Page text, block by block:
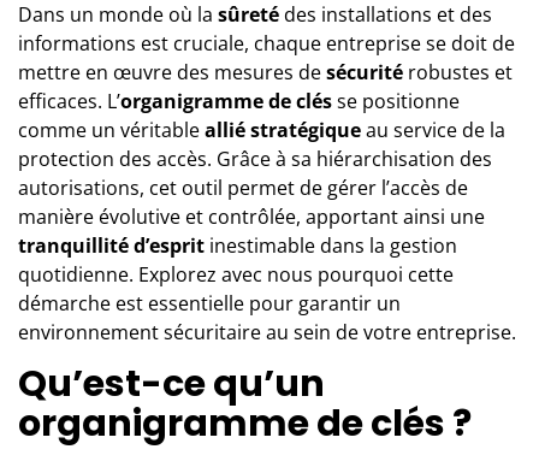
Dans un monde où la sûretédes installations et des
informations est cruciale, chaque entreprise se doit de
mettre en œuvre des mesures desécurité robustes et
efficaces. L’organigramme de clésse positionne
comme un véritableallié stratégiqueau service de la
protection des accès. Grâce à sa hiérarchisation des
autorisations, cet outil permet de gérer l’accès de
manière évolutive et contrôlée, apportant ainsi une
tranquillité d’esprit inestimable dans la gestion
quotidienne. Explorez avec nous pourquoi cette
démarche est essentielle pour garantir un
environnement sécuritaire au sein de votre entreprise.
Qu’est-ce qu’un
organigramme de clés ?